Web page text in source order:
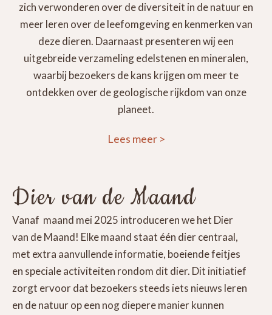
zich verwonderen over de diversiteit in de natuur en
meer leren over de leefomgeving en kenmerken van
deze dieren. Daarnaast presenteren wij een
uitgebreide verzameling edelstenen en mineralen,
waarbij bezoekers de kans krijgen om meer te
ontdekken over de geologische rijkdom van onze
planeet.
Lees meer >
Dier van de Maand
Vanaf maand mei 2025 introduceren we het Dier
van de Maand! Elke maand staat één dier centraal,
met extra aanvullende informatie, boeiende feitjes
en speciale activiteiten rondom dit dier. Dit initiatief
zorgt ervoor dat bezoekers steeds iets nieuws leren
en de natuur op een nog diepere manier kunnen